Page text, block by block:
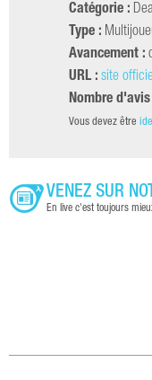
Catégorie :
Type :
Avancement :
URL : site
Nombre d'avis
Vous devez être
VENEZ SUR
En live c'est toujours